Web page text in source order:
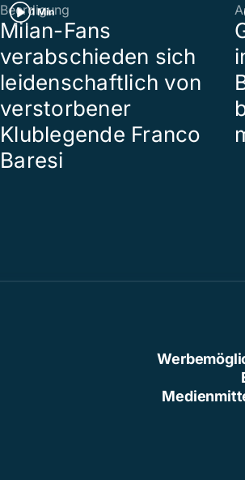
1 Min
Beerdigung
Milan-Fans
verabschieden sich
leidenschaftlich von
verstorbener
Klublegende Franco
Baresi